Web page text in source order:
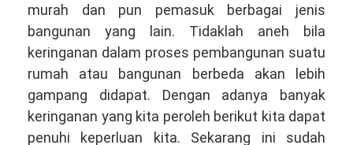
di
Cakung
Jakarta
Timur,
Kualitas
Terbaik
Hubungi
murah dan pun pemasuk berbagai jenis
bangunan yang lain. Tidaklah aneh bila
keringanan dalam proses pembangunan suatu
rumah atau bangunan berbeda akan lebih
gampang didapat. Dengan adanya banyak
keringanan yang kita peroleh berikut kita dapat
penuhi keperluan kita. Sekarang ini sudah